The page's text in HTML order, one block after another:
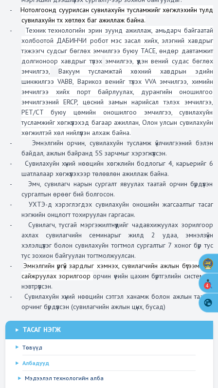
-
Нотолгоонд суурилсан сувилахуйн тусламжийг хөгжүүлэхийн тулд
сувилахуйн түүх хөтлөх баг ажиллаж байна.
-
Техник технологийн эрин зуунд ажиллаж, амьдарч байгаатай
холбоотой ДАБИНЧИ робот мэс засал хийх, элэгний хавдрыг
тэжээгч судсыг бөглөх эмчилгээ буюу TACE, өндөр давтамжит
долгионоор хавдрыг түлэх эмчилгээ, үүдэн вений судас бөглөх
эмчилгээ,
Вакуум тусламжтай хөхний хавдрын эдийн
шинжилгээ VABB, Варикоз венийг түлэх VVA эмчилгээ, химийн
эмчилгээ хийх порт байрлуулах, дурангийн оношилгоо
эмчилгээний ERCP, цөсний замын нарийсал тэлэх эмчилгээ,
PET/CT буюу цөмийн оношилгоо эмчилгээ, сувилахуйн
тусламжийг хөгжүүлэхэд багаар ажиллан, Олон улсын сувилахуйн
хөгжилтэй хөл нийлүүлэн алхаж байна.
-
Эмнэлгийн орчин, сувилахуйн тусламж үйлчилгээний бэлэн
байдал, ажлын байранд 5S зарчмыг хэрэгжүүлсэн.
-
Сувилахуйн хүний нөөцийн хөгжлийн бодлогыг 4, карьерийг 6
шатлалаар хөгжүүлэхээр төлөвлөн ажиллаж байна.
-
Эмч, сувилагч нарын сургалт явуулах таатай орчин бүрдүүлэн
сургалтын өрөөг бий болгосон.
-
УХТЭ-д хэрэглэгдэх сувилахуйн оношийн жагсаалтыг тасаг
нэгжийн онцлогт тохируулан гаргасан.
-
Сувилагч, тусгай мэргэжилтнүүдийг чадавхижуулах зорилгоор
ахлах сувилагчийн семинарыг жилд 2 удаа, эмнэлзүйн
хэлэлцүүлэг болон сувилахуйн тогтмол сургалтыг 7 хоног бүр тус
тус зохион байгуулан тогтмолжуулсан.
-
Эмнэлгийн үргүй зардлыг хэмнэх, сувилагчийн ажлын бүтээмжийг
сайжруулах зорилгоорорчин үеийн цахим бүртгэлийн системийг
нэвтрүүлсэн.
-
Сувилахуйн хүний нөөцийн сэтгэл ханамж болон ажлын таатай
орчинг бүрдүүлсэн (сувилагчийн ажлын цүнх, бусад)
ТАСАГ НЭГЖ
Төвүүд
Албадууд
Мэдээлэл технологийн алба
4